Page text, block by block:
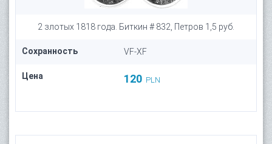
2 злотых 1818 года. Биткин # 832, Петров 1,5 руб.
Сохранность VF-XF
Цена 120 PLN